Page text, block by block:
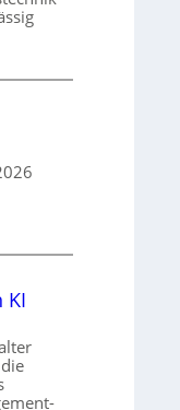
KI